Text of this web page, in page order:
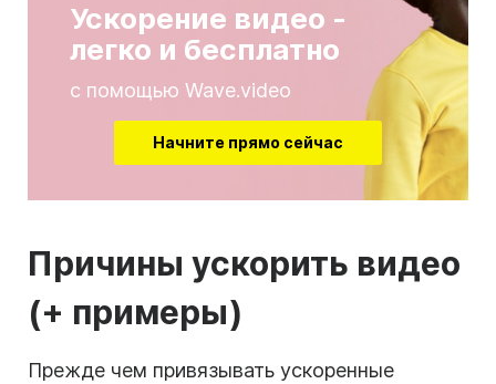
Ускорение видео -
легко и бесплатно
с помощью Wave.video
Начните прямо сейчас
Причины ускорить видео
(+ примеры)
Прежде чем привязывать ускоренные